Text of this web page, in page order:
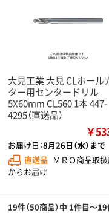
大見工業 大見 CLホール
ター用センタードリル
5X60mm CL560 1本 447-
4295（直送品）
￥
お届け日：8月26日（水）まで
直送品 ＭＲＯ商品取扱
からお届け
19件（50商品）中 1件目～19